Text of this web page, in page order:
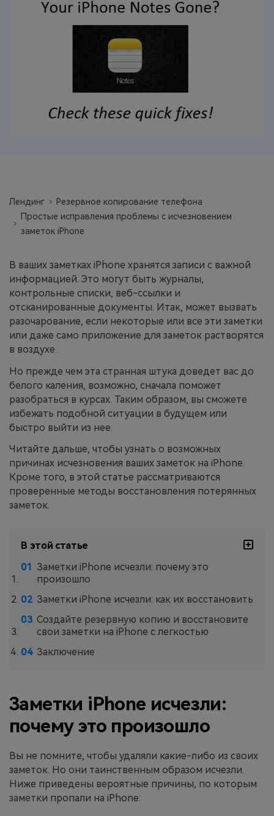
фотографии, видео и многое
другое со смартфона на смартфон,
со смартфона на ПК и наоборот.
Резервное копирование и
восстановление
18+ типов данных и данных
НОВИНКА
Переносите музыкальные
Приложение
Mutsapper
настроек к заводским.
Приложение MobileTrans
Передавайте данные смартфона,
устройствами.
Лендинг
Резервное копирование телефона
Простые исправления проблемы с исчезновением
заметок iPhone
В ваших заметках iPhone хранятся записи с важной
информацией. Это могут быть журналы,
контрольные списки, веб-ссылки и
отсканированные документы. Итак, может вызвать
разочарование, если некоторые или все эти заметки
или даже само приложение для заметок растворятся
в воздухе.
Но прежде чем эта странная штука доведет вас до
белого каления, возможно, сначала поможет
разобраться в курсах. Таким образом, вы сможете
избежать подобной ситуации в будущем или
быстро выйти из нее.
Читайте дальше, чтобы узнать о возможных
причинах исчезновения ваших заметок на iPhone.
Кроме того, в этой статье рассматриваются
проверенные методы восстановления потерянных
заметок.
В этой статье
Заметки iPhone исчезли: почему это
произошло
Заметки iPhone исчезли: как их восстановить
Создайте резервную копию и восстановите
свои заметки на iPhone с легкостью
Заключение
Заметки iPhone исчезли:
почему это произошло
Вы не помните, чтобы удаляли какие-либо из своих
заметок. Но они таинственным образом исчезли.
Ниже приведены вероятные причины, по которым
заметки пропали на iPhone: